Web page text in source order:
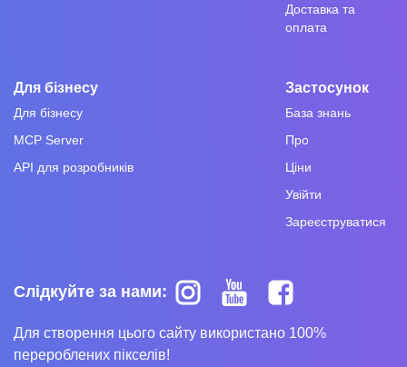
Доставка та
оплата
Для бізнесу
Для бізнесу
MCP Server
API для розробників
Застосунок
База знань
Про
Ціни
Увійти
Зареєструватися
Слідкуйте за нами:
Для створення цього сайту використано 100%
перероблених пікселів!